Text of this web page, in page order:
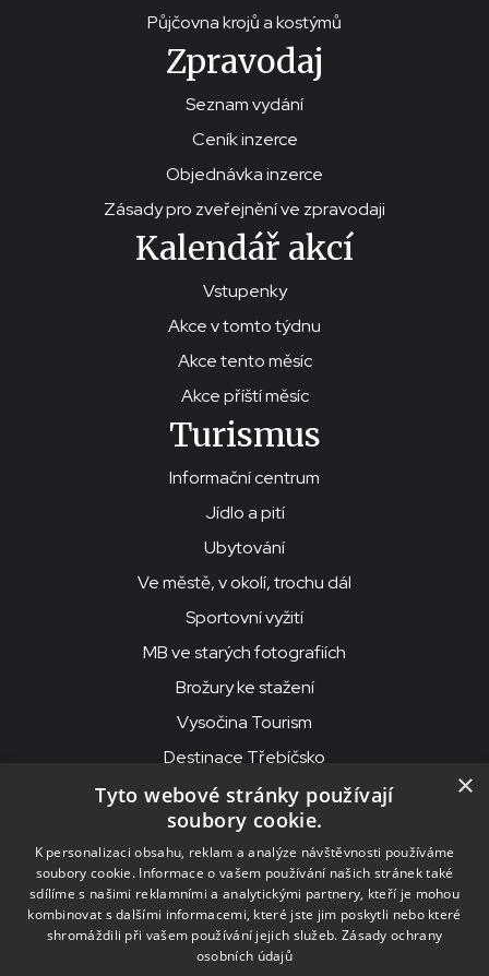
Půjčovna krojů a kostýmů
Zpravodaj
Seznam vydání
Ceník inzerce
Objednávka inzerce
Zásady pro zveřejnění ve zpravodaji
Kalendář akcí
Vstupenky
Akce v tomto týdnu
Akce tento měsíc
Akce příští měsíc
Turismus
Informační centrum
Jídlo a pití
Ubytování
Ve městě, v okolí, trochu dál
Sportovní vyžití
MB ve starých fotografiích
Brožury ke stažení
Vysočina Tourism
Destinace Třebíčsko
© 2026MKS Beseda Mor. Budějovice
MKS Beseda, příspěvková organizace, Purcnerova 62, 676 02
Moravské Budějovice
IČO: 00091758, DIČ: CZ00091758, ID datové schránky: chjn2kd
×
Tyto webové stránky používají
soubory cookie.
K personalizaci obsahu, reklam a analýze návštěvnosti používáme
soubory cookie. Informace o vašem používání našich stránek také
sdílíme s našimi reklamními a analytickými partnery, kteří je mohou
kombinovat s dalšími informacemi, které jste jim poskytli nebo které
shromáždili při vašem používání jejich služeb. Zásady ochrany
osobních údajů